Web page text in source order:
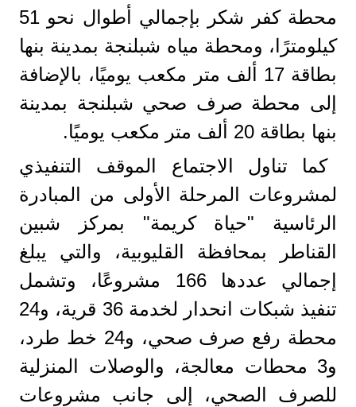
محطة كفر شكر بإجمالي أطوال نحو 51
كيلومترًا، ومحطة مياه شبلنجة بمدينة بنها
بطاقة 17 ألف متر مكعب يوميًا، بالإضافة
إلى محطة صرف صحي شبلنجة بمدينة
بنها بطاقة 20 ألف متر مكعب يوميًا.
كما تناول الاجتماع الموقف التنفيذي
لمشروعات المرحلة الأولى من المبادرة
الرئاسية "حياة كريمة" بمركز شبين
القناطر بمحافظة القليوبية، والتي يبلغ
إجمالي عددها 166 مشروعًا، وتشمل
تنفيذ شبكات انحدار لخدمة 36 قرية، و24
محطة رفع صرف صحي، و24 خط طرد،
و3 محطات معالجة، والوصلات المنزلية
للصرف الصحي، إلى جانب مشروعات